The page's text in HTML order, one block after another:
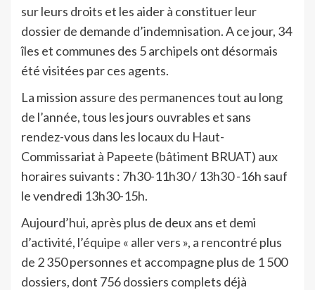
sur leurs droits et les aider à constituer leur
dossier de demande d’indemnisation. A ce jour, 34
îles et communes des 5 archipels ont désormais
été visitées par ces agents.
La mission assure des permanences tout au long
de l’année, tous les jours ouvrables et sans
rendez-vous dans les locaux du Haut-
Commissariat à Papeete (bâtiment BRUAT) aux
horaires suivants : 7h30-11h30 / 13h30 -16h sauf
le vendredi 13h30-15h.
Aujourd’hui, après plus de deux ans et demi
d’activité, l’équipe « aller vers », a rencontré plus
de 2 350 personnes et accompagne plus de 1 500
dossiers, dont 756 dossiers complets déjà